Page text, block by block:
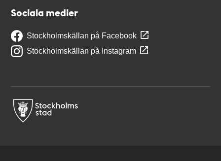
Sociala medier
Stockholmskällan på Facebook
Stockholmskällan på Instagram